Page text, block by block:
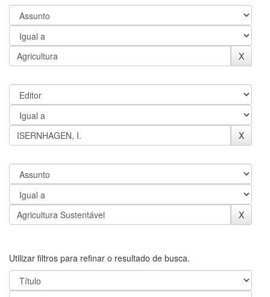
Utilizar filtros para refinar o resultado de busca.